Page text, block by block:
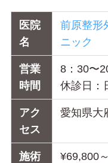
医院
名
前原整形
ニック
営業
時間
8：30〜
休診日：
アク
セス
愛知県大
施術
¥69,800～